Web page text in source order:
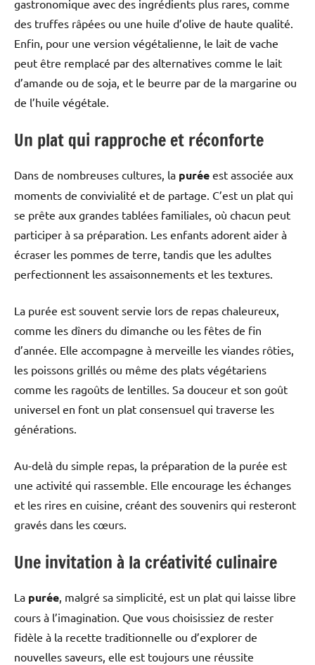
gastronomique avec des ingrédients plus rares, comme
des truffes râpées ou une huile d’olive de haute qualité.
Enfin, pour une version végétalienne, le lait de vache
peut être remplacé par des alternatives comme le lait
d’amande ou de soja, et le beurre par de la margarine ou
de l’huile végétale.
Un plat qui rapproche et réconforte
Dans de nombreuses cultures, la purée est associée aux
moments de convivialité et de partage. C’est un plat qui
se prête aux grandes tablées familiales, où chacun peut
participer à sa préparation. Les enfants adorent aider à
écraser les pommes de terre, tandis que les adultes
perfectionnent les assaisonnements et les textures.
La purée est souvent servie lors de repas chaleureux,
comme les dîners du dimanche ou les fêtes de fin
d’année. Elle accompagne à merveille les viandes rôties,
les poissons grillés ou même des plats végétariens
comme les ragoûts de lentilles. Sa douceur et son goût
universel en font un plat consensuel qui traverse les
générations.
Au-delà du simple repas, la préparation de la purée est
une activité qui rassemble. Elle encourage les échanges
et les rires en cuisine, créant des souvenirs qui resteront
gravés dans les cœurs.
Une invitation à la créativité culinaire
La purée , malgré sa simplicité, est un plat qui laisse libre
cours à l’imagination. Que vous choisissiez de rester
fidèle à la recette traditionnelle ou d’explorer de
nouvelles saveurs, elle est toujours une réussite